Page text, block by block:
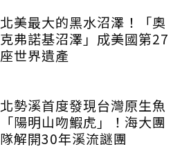
北美最大的黑水沼澤！「奧
克弗諾基沼澤」成美國第27
座世界遺產
北勢溪首度發現台灣原生魚
「陽明山吻鰕虎」！海大團
隊解開30年溪流謎團